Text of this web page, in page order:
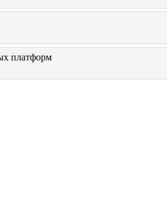
платформ